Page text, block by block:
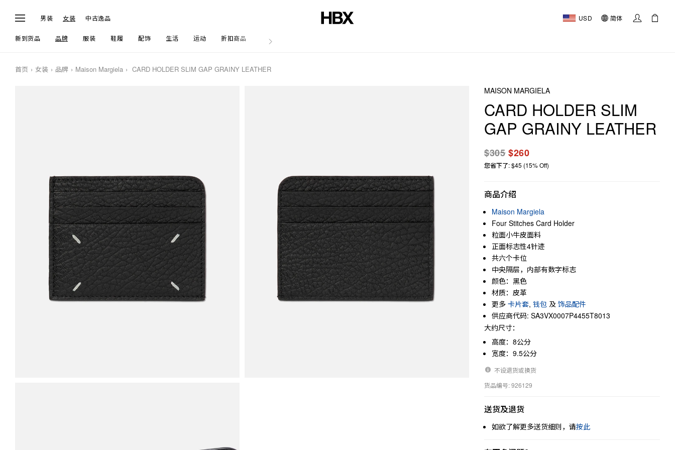
男装 女装 中古逸品 USD 简体
新到货品 品牌 服装 鞋履 配饰 生活 运动 折扣商品 文章
首页 女装 品牌 Maison Margiela CARD HOLDER SLIM GAP GRAINY LEATHER
MAISON MARGIELA
CARD HOLDER SLIM
GAP GRAINY LEATHER
$305$260
您省下了: $45 (15% Off)
商品介绍
Maison Margiela
Four Stitches Card Holder
粒面小牛皮面料
正面标志性4针迹
共六个卡位
中央隔层，内部有数字标志
颜色：黑色
材质：皮革
更多 卡片套, 钱包 及 饰品配件
供应商代码: SA3VX0007P4455T8013
大约尺寸：
高度：8公分
宽度：9.5公分
不设退货或换货
货品编号: 926129
送货及退货
如欲了解更多送货细则，请按此